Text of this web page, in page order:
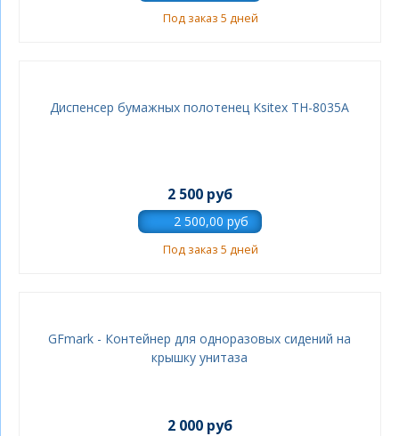
Под заказ 5 дней
Диспенсер бумажных полотенец Ksitex ТН-8035A
2 500 руб
Под заказ 5 дней
GFmark - Контейнер для одноразовых сидений на
крышку унитаза
2 000 руб